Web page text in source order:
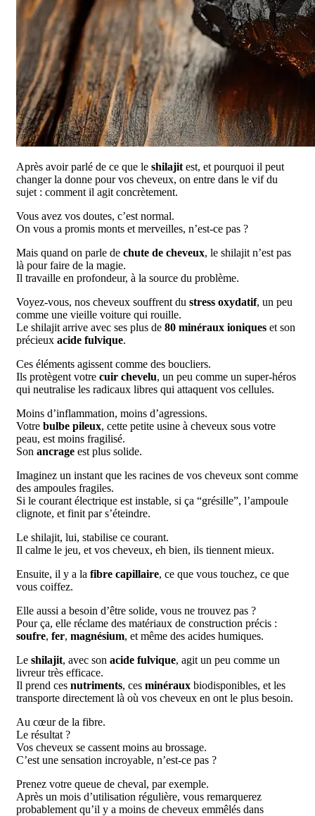
Après avoir parlé de ce que le shilajit est, et pourquoi il peut
changer la donne pour vos cheveux, on entre dans le vif du
sujet : comment il agit concrètement.
Vous avez vos doutes, c’est normal.
On vous a promis monts et merveilles, n’est-ce pas ?
Mais quand on parle de chute de cheveux, le shilajit n’est pas
là pour faire de la magie.
Il travaille en profondeur, à la source du problème.
Voyez-vous, nos cheveux souffrent du stress oxydatif, un peu
comme une vieille voiture qui rouille.
Le shilajit arrive avec ses plus de 80 minéraux ioniques et son
précieux acide fulvique.
Ces éléments agissent comme des boucliers.
Ils protègent votre cuir chevelu, un peu comme un super-héros
qui neutralise les radicaux libres qui attaquent vos cellules.
Moins d’inflammation, moins d’agressions.
Votre bulbe pileux, cette petite usine à cheveux sous votre
peau, est moins fragilisé.
Son ancrage est plus solide.
Imaginez un instant que les racines de vos cheveux sont comme
des ampoules fragiles.
Si le courant électrique est instable, si ça “grésille”, l’ampoule
clignote, et finit par s’éteindre.
Le shilajit, lui, stabilise ce courant.
Il calme le jeu, et vos cheveux, eh bien, ils tiennent mieux.
Ensuite, il y a la fibre capillaire, ce que vous touchez, ce que
vous coiffez.
Elle aussi a besoin d’être solide, vous ne trouvez pas ?
Pour ça, elle réclame des matériaux de construction précis :
soufre, fer, magnésium, et même des acides humiques.
Le shilajit, avec son acide fulvique, agit un peu comme un
livreur très efficace.
Il prend ces nutriments, ces minéraux biodisponibles, et les
transporte directement là où vos cheveux en ont le plus besoin.
Au cœur de la fibre.
Le résultat ?
Vos cheveux se cassent moins au brossage.
C’est une sensation incroyable, n’est-ce pas ?
Prenez votre queue de cheval, par exemple.
Après un mois d’utilisation régulière, vous remarquerez
probablement qu’il y a moins de cheveux emmêlés dans